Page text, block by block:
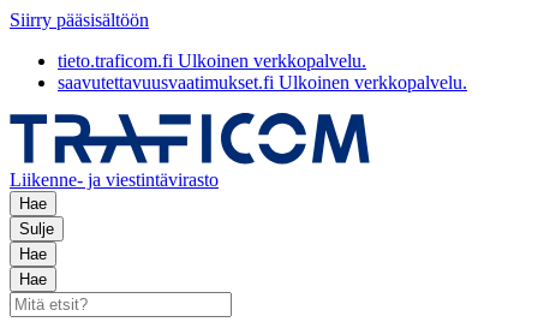
Siirry pääsisältöön
tieto.traficom.fi Ulkoinen verkkopalvelu.
saavutettavuusvaatimukset.fi Ulkoinen verkkopalvelu.
Liikenne- ja viestintävirasto
Hae
Sulje
Hae
Hae